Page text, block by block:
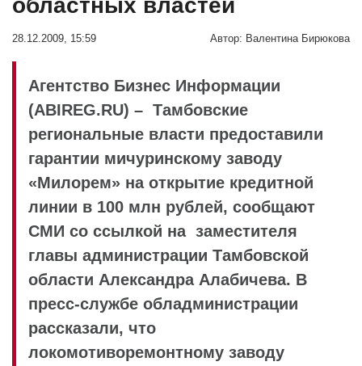
областных властей
28.12.2009, 15:59 Автор: Валентина Бирюкова
Агентство Бизнес Информации
(ABIREG.RU) – Тамбовские
региональные власти предоставили
гарантии мичуринскому заводу
«Милорем» на открытие кредитной
линии в 100 млн рублей, сообщают
СМИ со ссылкой на заместителя
главы администрации Тамбовской
области Александра Алабичева. В
пресс-службе обладминистрации
рассказали, что
локомотиворемонтному заводу